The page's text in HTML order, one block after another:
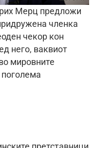
Мерц предложи
членка
чекор кон
него, ваквиот
мировните